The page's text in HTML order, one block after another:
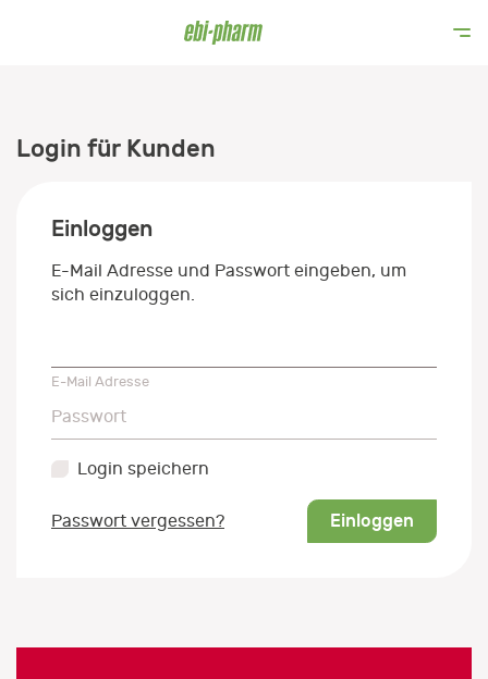
Login für Kunden
Einloggen
E-Mail Adresse und Passwort eingeben, um
sich einzuloggen.
E-Mail Adresse
Passwort
Passwort
Login speichern
Passwort vergessen? Einloggen